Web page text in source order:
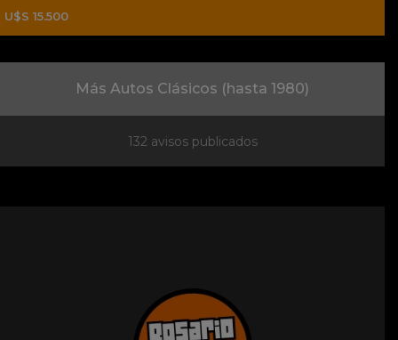
U$S 15.500
Más Autos Clásicos (hasta 1980)
132 avisos publicados